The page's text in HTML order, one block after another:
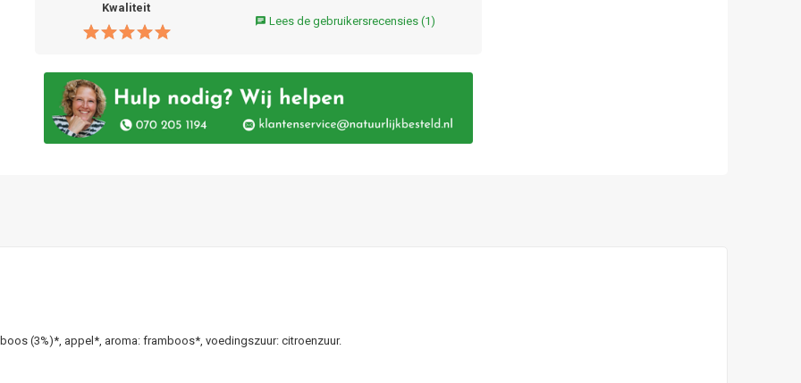
Kwaliteit
chat Lees de gebruikersrecensies (1)
(3%)*, appel*, aroma: framboos*, voedingszuur: citroenzuur.